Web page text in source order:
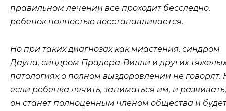
правильном лечении все проходит бесследно,
ребенок полностью восстанавливается.
Но при таких диагнозах как миастения, синдром
Дауна, синдром Прадера-Вилли и других
патологиях о полном выздоровлении не говорят.
если ребенка лечить, заниматься им, и
он станет полноценным членом общества и